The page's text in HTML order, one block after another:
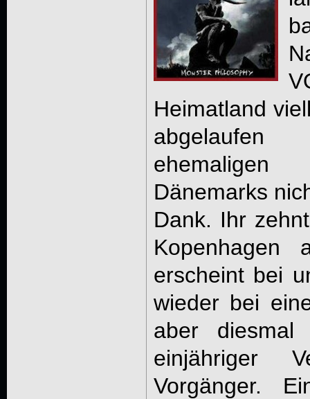
Heimatland
Dänemarks
Dank. Ihr
Kopenhagen
erscheint bei
wieder bei
aber diesmal
einjähriger
Vorgänger.